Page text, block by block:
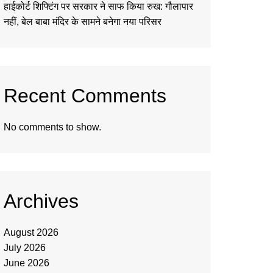
हाईकोर्ट शिफ्टिंग पर सरकार ने साफ किया रुख: गौलापार
नहीं, बेल बाबा मंदिर के सामने बनेगा नया परिसर
Recent Comments
No comments to show.
Archives
August 2026
July 2026
June 2026